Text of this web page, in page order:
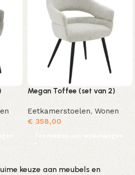
Megan Toffee (set van 2)
Eetkamerstoelen, Wonen
€358,00
Toevoegen aan winkelwagen
keuze aan meubels en